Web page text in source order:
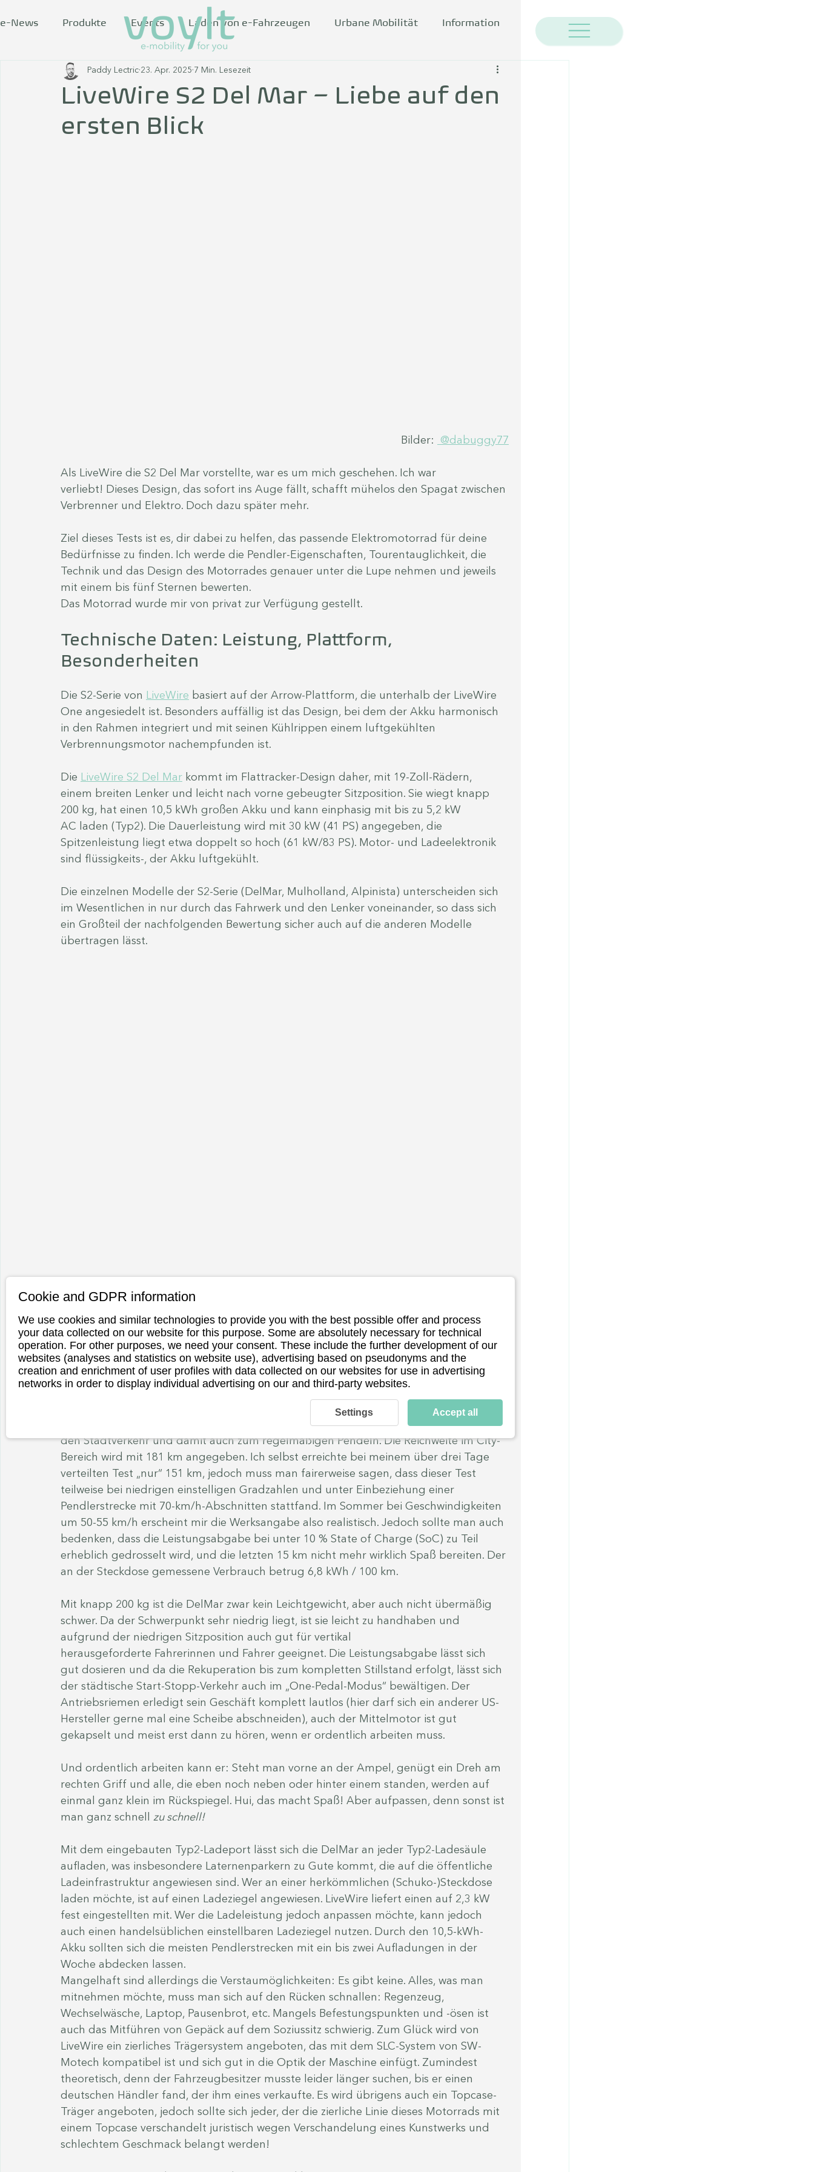
e-News Produkte Events Laden von e-Fahrzeugen Urbane Mobilität Information
LiveWire S2 Del Mar – Liebe auf den
ersten Blick
Paddy Lectric 23. Apr. 2025 7 Min. Lesezeit
Bilder: @dabuggy77
Als LiveWire die S2 Del Mar vorstellte, war es um mich geschehen. Ich war
verliebt! Dieses Design, das sofort ins Auge fällt, schafft mühelos den Spagat zwischen
Verbrenner und Elektro. Doch dazu später mehr.
Ziel dieses Tests ist es, dir dabei zu helfen, das passende Elektromotorrad für deine
Bedürfnisse zu finden. Ich werde die Pendler-Eigenschaften, Tourentauglichkeit, die
Technik und das Design des Motorrades genauer unter die Lupe nehmen und jeweils
mit einem bis fünf Sternen bewerten.
Das Motorrad wurde mir von privat zur Verfügung gestellt.
Technische Daten: Leistung, Plattform,
Besonderheiten
Die S2-Serie von LiveWire basiert auf der Arrow-Plattform, die unterhalb der LiveWire
One angesiedelt ist. Besonders auffällig ist das Design, bei dem der Akku harmonisch
in den Rahmen integriert und mit seinen Kühlrippen einem luftgekühlten
Verbrennungsmotor nachempfunden ist.
Die LiveWire S2 Del Mar kommt im Flattracker-Design daher, mit 19-Zoll-Rädern,
einem breiten Lenker und leicht nach vorne gebeugter Sitzposition. Sie wiegt knapp
200 kg, hat einen 10,5 kWh großen Akku und kann einphasig mit bis zu 5,2 kW
AC laden (Typ2). Die Dauerleistung wird mit 30 kW (41 PS) angegeben, die
Spitzenleistung liegt etwa doppelt so hoch (61 kW/83 PS). Motor- und Ladeelektronik
sind flüssigkeits-, der Akku luftgekühlt.
Die einzelnen Modelle der S2-Serie (DelMar, Mulholland, Alpinista) unterscheiden sich
im Wesentlichen in nur durch das Fahrwerk und den Lenker voneinander, so dass sich
ein Großteil der nachfolgenden Bewertung sicher auch auf die anderen Modelle
übertragen lässt.
LiveWire S2 Del Mar im Alltag: So schlägt sie sich
LiveWire bewirbt die DelMar als „das urbane Fortbewegungsmittel“, also gemacht für
den Stadtverkehr und damit auch zum regelmäßigen Pendeln. Die Reichweite im City-
Bereich wird mit 181 km angegeben. Ich selbst erreichte bei meinem über drei Tage
verteilten Test „nur“ 151 km, jedoch muss man fairerweise sagen, dass dieser Test
teilweise bei niedrigen einstelligen Gradzahlen und unter Einbeziehung einer
Pendlerstrecke mit 70-km/h-Abschnitten stattfand. Im Sommer bei Geschwindigkeiten
um 50-55 km/h erscheint mir die Werksangabe also realistisch. Jedoch sollte man auch
bedenken, dass die Leistungsabgabe bei unter 10 % State of Charge (SoC) zu Teil
erheblich gedrosselt wird, und die letzten 15 km nicht mehr wirklich Spaß bereiten. Der
an der Steckdose gemessene Verbrauch betrug 6,8 kWh / 100 km.
Mit knapp 200 kg ist die DelMar zwar kein Leichtgewicht, aber auch nicht übermäßig
schwer. Da der Schwerpunkt sehr niedrig liegt, ist sie leicht zu handhaben und
aufgrund der niedrigen Sitzposition auch gut für vertikal
herausgeforderte Fahrerinnen und Fahrer geeignet. Die Leistungsabgabe lässt sich
gut dosieren und da die Rekuperation bis zum kompletten Stillstand erfolgt, lässt sich
der städtische Start-Stopp-Verkehr auch im „One-Pedal-Modus“ bewältigen. Der
Antriebsriemen erledigt sein Geschäft komplett lautlos (hier darf sich ein anderer US-
Hersteller gerne mal eine Scheibe abschneiden), auch der Mittelmotor ist gut
gekapselt und meist erst dann zu hören, wenn er ordentlich arbeiten muss.
Und ordentlich arbeiten kann er: Steht man vorne an der Ampel, genügt ein Dreh am
rechten Griff und alle, die eben noch neben oder hinter einem standen, werden auf
einmal ganz klein im Rückspiegel. Hui, das macht Spaß! Aber aufpassen, denn sonst ist
man ganz schnell zu schnell!
Mit dem eingebauten Typ2-Ladeport lässt sich die DelMar an jeder Typ2-Ladesäule
aufladen, was insbesondere Laternenparkern zu Gute kommt, die auf die öffentliche
Ladeinfrastruktur angewiesen sind. Wer an einer herkömmlichen (Schuko-)Steckdose
laden möchte, ist auf einen Ladeziegel angewiesen. LiveWire liefert einen auf 2,3 kW
fest eingestellten mit. Wer die Ladeleistung jedoch anpassen möchte, kann jedoch
auch einen handelsüblichen einstellbaren Ladeziegel nutzen. Durch den 10,5-kWh-
Akku sollten sich die meisten Pendlerstrecken mit ein bis zwei Aufladungen in der
Woche abdecken lassen.
Mangelhaft sind allerdings die Verstaumöglichkeiten: Es gibt keine. Alles, was man
mitnehmen möchte, muss man sich auf den Rücken schnallen: Regenzeug,
Wechselwäsche, Laptop, Pausenbrot, etc. Mangels Befestungspunkten und -ösen ist
auch das Mitführen von Gepäck auf dem Soziussitz schwierig. Zum Glück wird von
LiveWire ein zierliches Trägersystem angeboten, das mit dem SLC-System von SW-
Motech kompatibel ist und sich gut in die Optik der Maschine einfügt. Zumindest
theoretisch, denn der Fahrzeugbesitzer musste leider länger suchen, bis er einen
deutschen Händler fand, der ihm eines verkaufte. Es wird übrigens auch ein Topcase-
Träger angeboten, jedoch sollte sich jeder, der die zierliche Linie dieses Motorrads mit
einem Topcase verschandelt juristisch wegen Verschandelung eines Kunstwerks und
schlechtem Geschmack belangt werden!
Cookie and GDPR information
We use cookies and similar technologies to provide you with the best possible offer and process
your data collected on our website for this purpose. Some are absolutely necessary for technical
operation. For other purposes, we need your consent. These include the further development of our
websites (analyses and statistics on website use), advertising based on pseudonyms and the
creation and enrichment of user profiles with data collected on our websites for use in advertising
networks in order to display individual advertising on our and third-party websites.
Settings Accept all